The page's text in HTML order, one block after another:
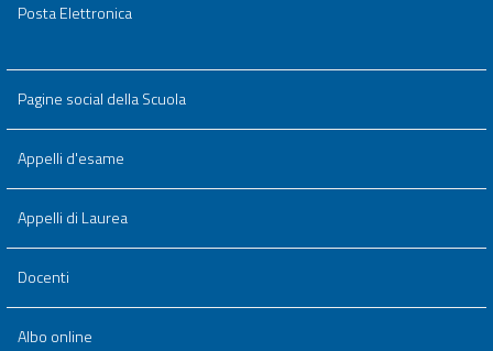
Posta Elettronica
Pagine social della Scuola
Appelli d'esame
Appelli di Laurea
Docenti
Albo online